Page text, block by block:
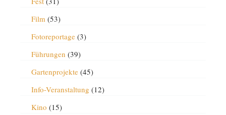
Film(53)
Fotoreportage(3)
Führungen (39)
Gartenprojekte(45)
Info-Veranstaltung (12)
Kino (15)